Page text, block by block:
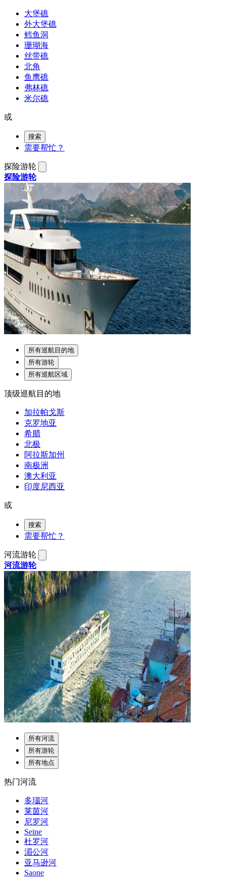
大堡礁
外大堡礁
鳕鱼洞
珊瑚海
丝带礁
北角
鱼鹰礁
弗林礁
米尔礁
或
搜索
需要帮忙？
探险游轮
探险游轮
所有巡航目的地
所有游轮
所有巡航区域
顶级巡航目的地
加拉帕戈斯
克罗地亚
希腊
北极
阿拉斯加州
南极洲
澳大利亚
印度尼西亚
或
搜索
需要帮忙？
河流游轮
河流游轮
所有河流
所有游轮
所有地点
热门河流
多瑙河
莱茵河
尼罗河
Seine
杜罗河
湄公河
亚马逊河
Saone